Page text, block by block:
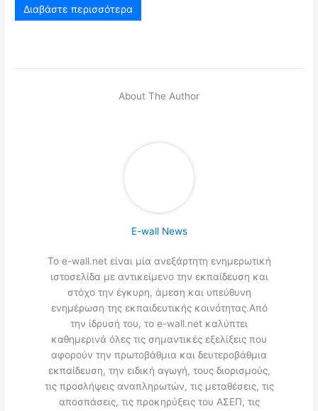
Διαβάστε περισσότερα
About The Author
E-wall News
Το e-wall.net είναι μία ανεξάρτητη ενημερωτική
ιστοσελίδα με αντικείμενο την εκπαίδευση και
στόχο την έγκυρη, άμεση και υπεύθυνη
ενημέρωση της εκπαιδευτικής κοινότητας.Από
την ίδρυσή του, το e-wall.net καλύπτει
καθημερινά όλες τις σημαντικές εξελίξεις που
αφορούν την πρωτοβάθμια και δευτεροβάθμια
εκπαίδευση, την ειδική αγωγή, τους διορισμούς,
τις προσλήψεις αναπληρωτών, τις μεταθέσεις, τις
αποσπάσεις, τις προκηρύξεις του ΑΣΕΠ, τις